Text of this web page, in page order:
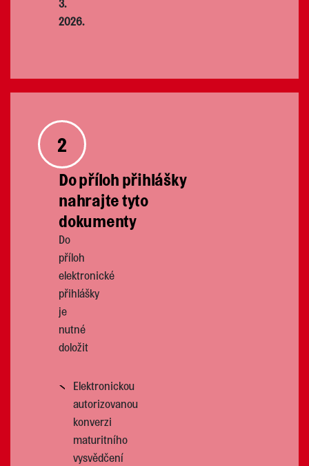
3.
2026.
2
Do příloh přihlášky
nahrajte tyto
dokumenty
Do
příloh
elektronické
přihlášky
je
nutné
doložit
Elektronickou
autorizovanou
konverzi
maturitního
vysvědčení